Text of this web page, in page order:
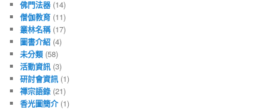
佛門法器 (14)
僧伽教育 (11)
叢林名稱(17)
圖書介紹 (4)
未分類 (58)
活動資訊 (3)
研討會資訊 (1)
禪宗語錄 (21)
香光圖簡介(1)